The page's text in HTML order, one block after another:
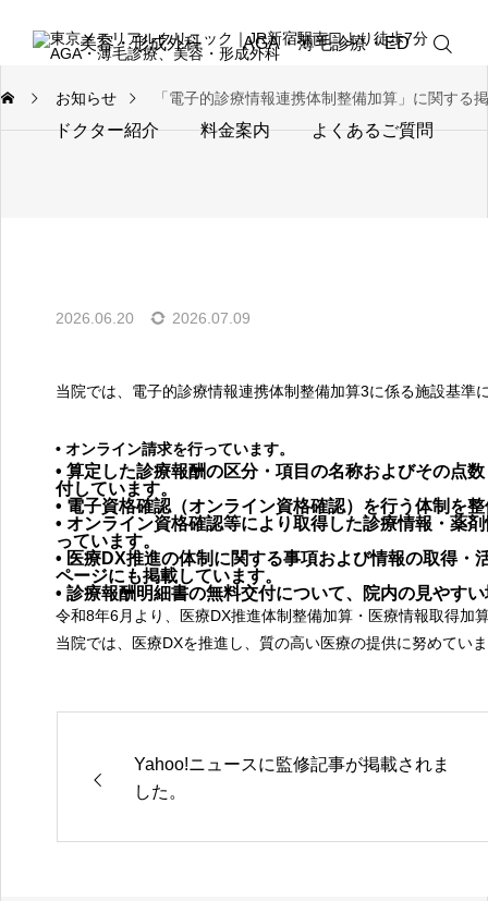
美容・形成外科 AGA・薄毛診療・ED
ドクター紹介 料金案内 よくあるご質問
アクセス
診療時間
WeChat
中文咨询
お知らせ 「電子的診療情報連携体制整備加算」に関する
2026.06.20 2026.07.09
当院では、電子的診療情報連携体制整備加算3に係る施設基準
• オンライン請求を行っています。
• 算定した診療報酬の区分・項目の名称およびその点
付しています。
• 電子資格確認（オンライン資格確認）を行う体制を
• オンライン資格確認等により取得した診療情報・薬
っています。
• 医療DX推進の体制に関する事項および情報の取得・
ページにも掲載しています。
• 診療報酬明細書の無料交付について、院内の見やす
令和8年6月より、医療DX推進体制整備加算・医療情報取得加
当院では、医療DXを推進し、質の高い医療の提供に努めてい
Yahoo!ニュースに監修記事が掲載されま
した。